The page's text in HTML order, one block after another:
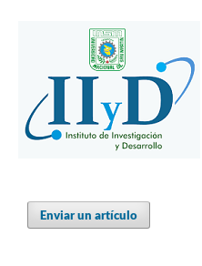
Enviar un artículo